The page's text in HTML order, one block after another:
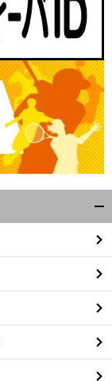
閉
る